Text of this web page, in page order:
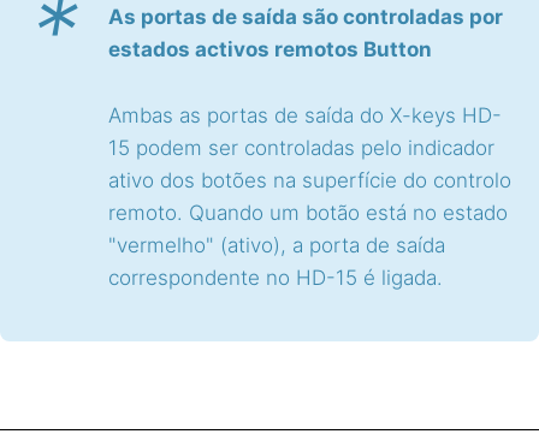
*
As portas de saída são controladas por
estados activos remotos Button
Ambas as portas de saída do X-keys HD-
15 podem ser controladas pelo indicador
ativo dos botões na superfície do controlo
remoto. Quando um botão está no estado
"vermelho" (ativo), a porta de saída
correspondente no HD-15 é ligada.